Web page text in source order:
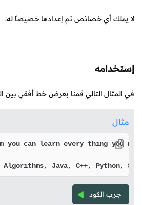
لا يملك أي خصائص تم إعدادها خصيصاً له.
إستخدامه
في المثال التالي قمنا بعرض خط أفقي بين
مثال
you can learn every thing you
Algorithms, Java, C++, Python,
جرب الكود